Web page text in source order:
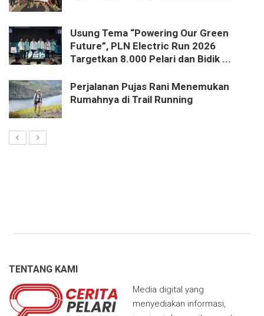
Usung Tema “Powering Our Green
Future”, PLN Electric Run 2026
Targetkan 8.000 Pelari dan Bidik ...
Perjalanan Pujas Rani Menemukan
Rumahnya di Trail Running
TENTANG KAMI
Media digital yang
menyediakan informasi,